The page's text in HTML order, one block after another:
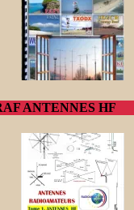
ANTENNES HF